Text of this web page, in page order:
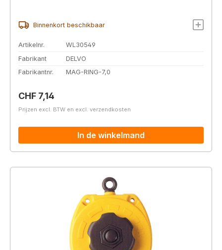
Binnenkort beschikbaar
Artikelnr.
WL30549
Fabrikant
DELVO
Fabrikantnr.
MAG-RING-7,0
Normale prijs:
CHF 7,14
Prijzen excl. BTW en excl. verzendkosten
In de winkelmand